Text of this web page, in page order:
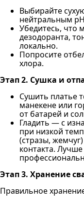
Выбирайте
нейтральным
Убедитесь, что
дезодоранта,
локально.
Попросите
хлора.
Этап 2. Сушка и
Сушить платье
манекене или
от батарей и
Гладить — с
при низкой
(стразы,
контакта.
Этап 3. Хранение
Правильное